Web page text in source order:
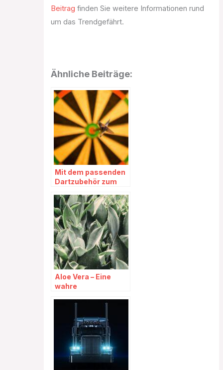
Beitrag finden Sie weitere Informationen rund
um das Trendgefährt.
Ähnliche Beiträge:
Mit dem passenden
Dartzubehör zum
Aloe Vera – Eine
wahre